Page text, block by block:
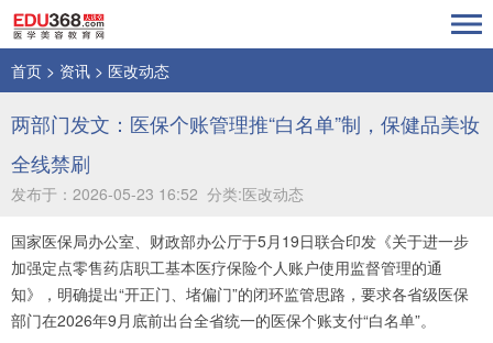
首页 > 资讯 > 医改动态
两部门发文：医保个账管理推“白名单”制，保健品美妆
全线禁刷
发布于：2026-05-23 16:52 分类:医改动态
国家医保局办公室、财政部办公厅于5月19日联合印发《关于进一步
加强定点零售药店职工基本医疗保险个人账户使用监督管理的通
知》，明确提出“开正门、堵偏门”的闭环监管思路，要求各省级医保
部门在2026年9月底前出台全省统一的医保个账支付“白名单”。